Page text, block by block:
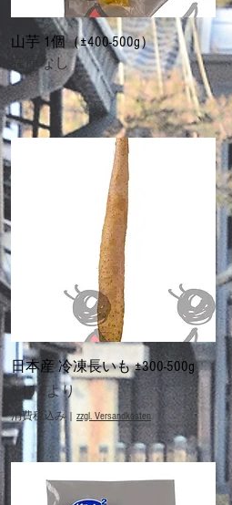
クイックビュー
山芋 1個（±400-500g）
在庫なし
クイックビュー
日本産 冷凍長いも ±300-500g
6,10 €より
セール価格
消費税込み| zzgl. Versandkosten